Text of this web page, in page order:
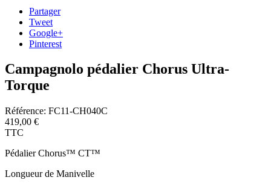
Partager
Tweet
Google+
Pinterest
Campagnolo pédalier Chorus Ultra-
Torque
Référence: FC11-CH040C
419,00 €
TTC
Pédalier Chorus™ CT™
Longueur de Manivelle